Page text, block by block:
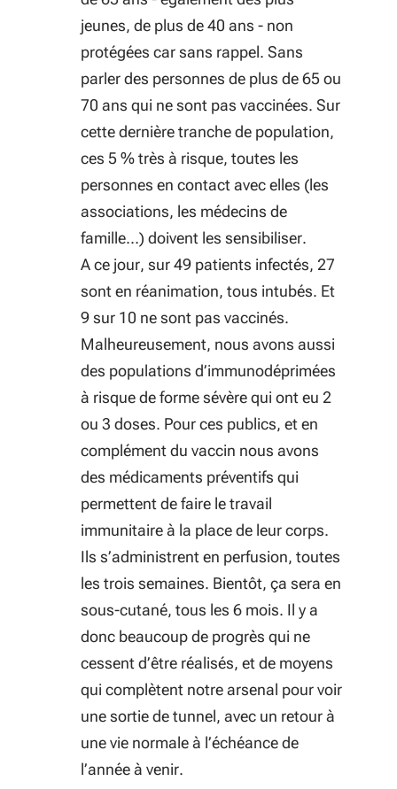
jeunes, de plus de 40 ans - non
protégées car sans rappel. Sans
parler des personnes de plus de 65 ou
70 ans qui ne sont pas vaccinées. Sur
cette dernière tranche de population,
ces 5 % très à risque, toutes les
personnes en contact avec elles (les
associations, les médecins de
famille…) doivent les sensibiliser.
A ce jour, sur 49 patients infectés, 27
sont en réanimation, tous intubés. Et
9 sur 10 ne sont pas vaccinés.
Malheureusement, nous avons aussi
des populations d’immunodéprimées
à risque de forme sévère qui ont eu 2
ou 3 doses. Pour ces publics, et en
complément du vaccin nous avons
des médicaments préventifs qui
permettent de faire le travail
immunitaire à la place de leur corps.
Ils s’administrent en perfusion, toutes
les trois semaines. Bientôt, ça sera en
sous-cutané, tous les 6 mois. Il y a
donc beaucoup de progrès qui ne
cessent d’être réalisés, et de moyens
qui complètent notre arsenal pour voir
une sortie de tunnel, avec un retour à
une vie normale à l’échéance de
l’année à venir.